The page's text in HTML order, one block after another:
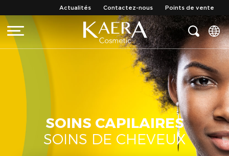
Actualités Contactez-nous Points de vente
SOINS CAPILAIRES
SOINS DE CHEVEUX